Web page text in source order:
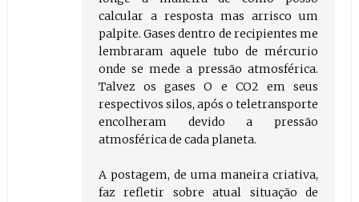
calcular a resposta mas arrisco um
palpite. Gases dentro de recipientes me
lembraram aquele tubo de mércurio
onde se mede a pressão atmosférica.
Talvez os gases O e CO2 em seus
respectivos silos, após o teletransporte
encolheram devido a pressão
atmosférica de cada planeta.
A postagem, de uma maneira criativa,
faz refletir sobre atual situação de